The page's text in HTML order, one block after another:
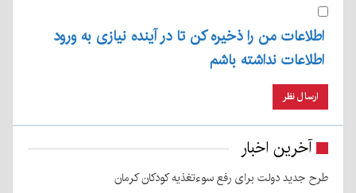
اطلاعات من را ذخیره کن تا در آینده نیازی به ورود
اطلاعات نداشته باشم
آخرین اخبار
طرح جدید دولت برای رفع سوءتغذیه کودکان کرمان